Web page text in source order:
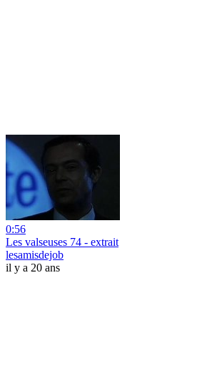
0:56
Les valseuses 74 - extrait
lesamisdejob
il y a 20 ans